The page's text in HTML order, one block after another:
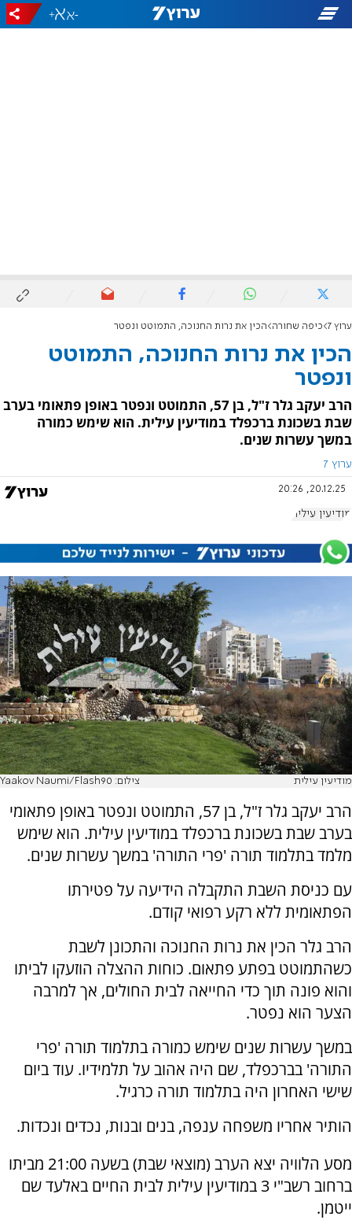
-
+
ערוץ 7 כיפה שחורה הכין את נרות החנוכה, התמוטט ונפטר
הכין את נרות החנוכה, התמוטט
ונפטר
הרב יעקב גלר ז"ל, בן 57, התמוטט ונפטר באופן פתאומי בערב
שבת בשכונת ברכפלד במודיעין עילית. הוא שימש כמורה
במשך עשרות שנים.
ערוץ 7
20.12.25, 20:26
מודיעין עילית
מודיעין עילית צילום: Yaakov Naumi/Flash90
הרב יעקב גלר ז"ל, בן 57, התמוטט ונפטר באופן פתאומי
בערב שבת בשכונת ברכפלד במודיעין עילית. הוא שימש
מלמד בתלמוד תורה 'פרי התורה' במשך עשרות שנים.
עם כניסת השבת התקבלה הידיעה על פטירתו
הפתאומית ללא רקע רפואי קודם.
הרב גלר הכין את נרות החנוכה והתכונן לשבת
כשהתמוטט בפתע פתאום. כוחות ההצלה הוזעקו לביתו
והוא פונה תוך כדי החייאה לבית החולים, אך למרבה
הצער הוא נפטר.
במשך עשרות שנים שימש כמורה בתלמוד תורה 'פרי
התורה' בברכפלד, שם היה אהוב על תלמידיו. עוד ביום
שישי האחרון היה בתלמוד תורה כרגיל.
הותיר אחריו משפחה ענפה, בנים ובנות, נכדים ונכדות.
מסע הלוויה יצא הערב (מוצאי שבת) בשעה 21:00 מביתו
ברחוב רשב"י 3 במודיעין עילית לבית החיים באלעד שם
ייטמן.